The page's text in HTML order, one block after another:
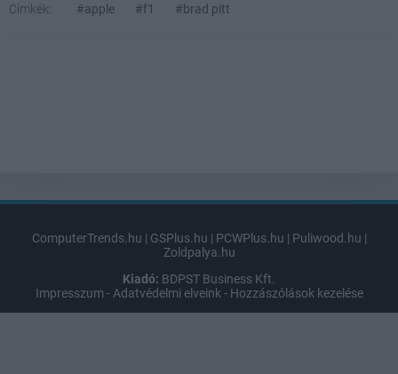
Címkék: #apple #f1 #brad pitt
ComputerTrends.hu | GSPlus.hu | PCWPlus.hu | Puliwood.hu |
Zoldpalya.hu
Kiadó: BDPST Business Kft.
Impresszum -Adatvédelmi elveink- Hozzászólások kezelése